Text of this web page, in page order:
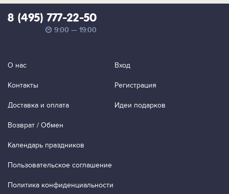
8 (495) 777-22-50
9:00 — 19:00
О нас
Контакты
Доставка и оплата
Возврат / Обмен
Календарь праздников
Пользовательское соглашение
Политика конфиденциальности
Вход
Регистрация
Идеи подарков